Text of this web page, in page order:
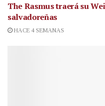
The Rasmus traerá su
salvadoreñas
HACE 4 SEMANAS